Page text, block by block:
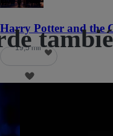
Harry Potter and the
19,5 mil